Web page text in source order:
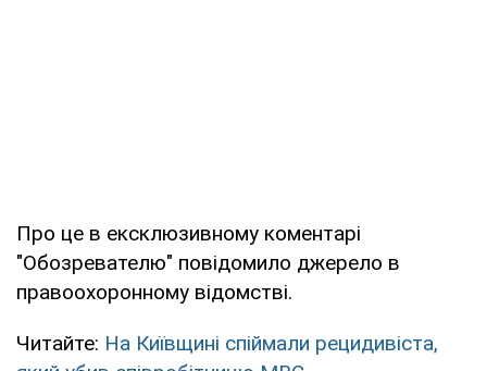
Про це в ексклюзивному коментарі
"Обозревателю" повідомило джерело в
правоохоронному відомстві.
Читайте: На Київщині спіймали рецидивіста,